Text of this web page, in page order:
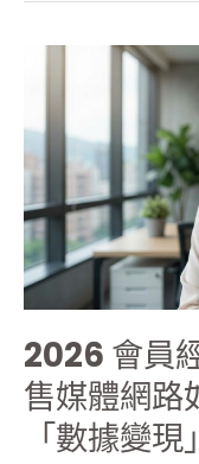
2026 會員
售媒體網路
「數據變
經
營
戰
場：
RMN
媒
體
網